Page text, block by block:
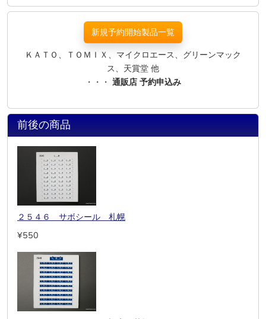
新規予約開始製品一覧
ＫＡＴＯ、ＴＯＭＩＸ、マイクロエース、グリーンマック
ス、天賞堂 他
・・・ 通販店 予約申込み
前後の商品
２５４６ サボシール 札幌
¥550